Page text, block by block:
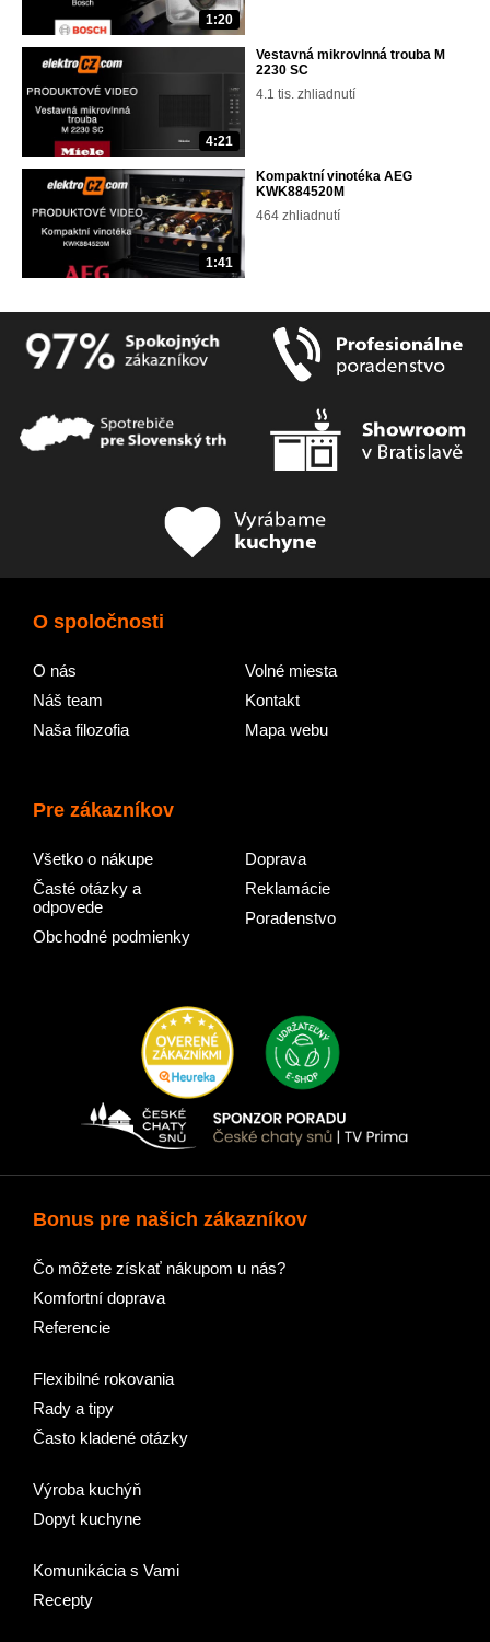
1:20
4:21
Vestavná mikrovlnná trouba M
2230 SC
4.1 tis. zhliadnutí
1:41
Kompaktní vinotéka AEG
KWK884520M
464 zhliadnutí
O spoločnosti
O nás
Náš team
Naša filozofia
Volné miesta
Kontakt
Mapa webu
Pre zákazníkov
Všetko o nákupe
Časté otázky a
odpovede
Obchodné podmienky
Doprava
Reklamácie
Poradenstvo
Bonus pre našich zákazníkov
Čo môžete získať nákupom u nás?
Komfortní doprava
Referencie
Flexibilné rokovania
Rady a tipy
Často kladené otázky
Výroba kuchýň
Dopyt kuchyne
Komunikácia s Vami
Recepty